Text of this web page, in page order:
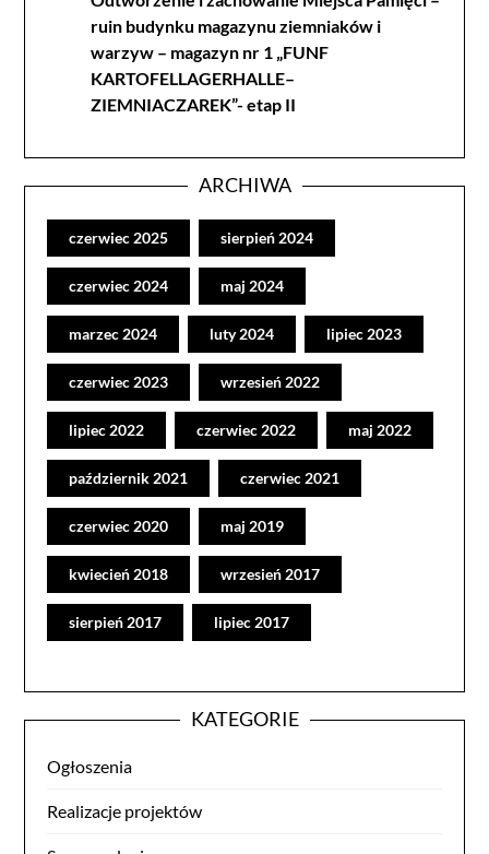
ruin budynku magazynu ziemniaków i
warzyw – magazyn nr 1 „FUNF
KARTOFELLAGERHALLE–
ZIEMNIACZAREK”- etap II
ARCHIWA
czerwiec 2025 sierpień 2024
czerwiec 2024 maj 2024
marzec 2024 luty 2024 lipiec 2023
czerwiec 2023 wrzesień 2022
lipiec 2022 czerwiec 2022 maj 2022
październik 2021 czerwiec 2021
czerwiec 2020 maj 2019
kwiecień 2018 wrzesień 2017
sierpień 2017 lipiec 2017
KATEGORIE
Ogłoszenia
Realizacje projektów